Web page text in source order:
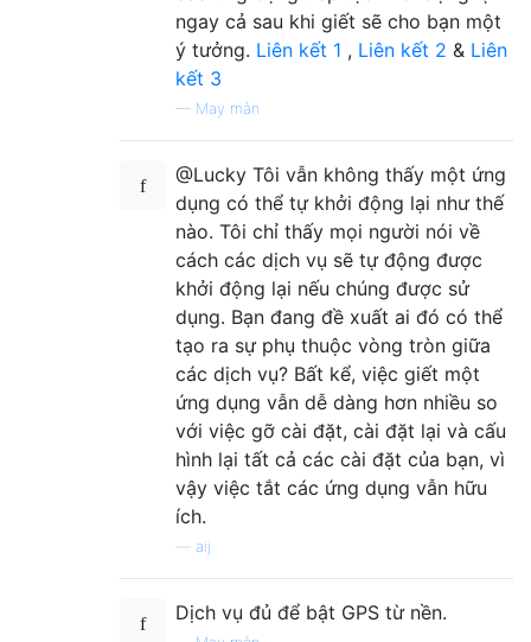
ngay cả sau khi giết sẽ cho bạn một
ý tưởng. Liên kết 1 , Liên kết 2 & Liên
kết 3
— May mắn
@Lucky Tôi vẫn không thấy một ứng
dụng có thể tự khởi động lại như thế
nào. Tôi chỉ thấy mọi người nói về
cách các dịch vụ sẽ tự động được
khởi động lại nếu chúng được sử
dụng. Bạn đang đề xuất ai đó có thể
tạo ra sự phụ thuộc vòng tròn giữa
các dịch vụ? Bất kể, việc giết một
ứng dụng vẫn dễ dàng hơn nhiều so
với việc gỡ cài đặt, cài đặt lại và cấu
hình lại tất cả các cài đặt của bạn, vì
vậy việc tắt các ứng dụng vẫn hữu
ích.
aij
Dịch vụ đủ để bật GPS từ nền.